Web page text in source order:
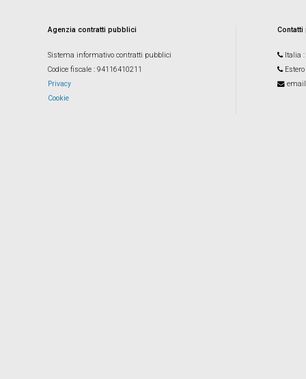
Agenzia contratti pubblici
Sistema informativo contratti pubblici
Codice fiscale : 94116410211
Privacy
Cookie
Italia
Estero
email